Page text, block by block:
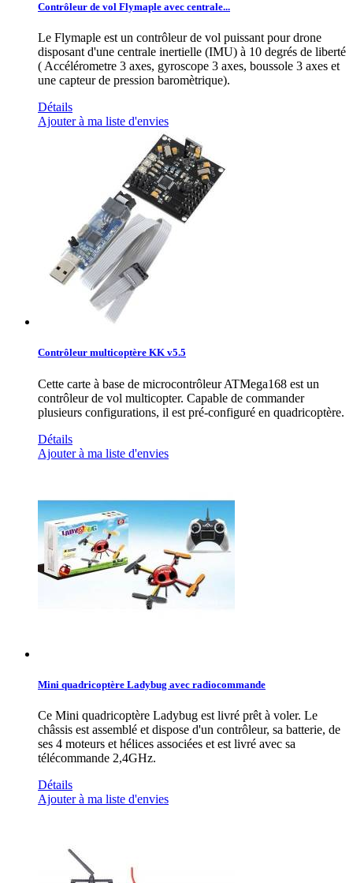
Contrôleur de vol Flymaple avec centrale...
Le Flymaple est un contrôleur de vol puissant pour drone
disposant d'une centrale inertielle (IMU) à 10 degrés de liberté
( Accélérometre 3 axes, gyroscope 3 axes, boussole 3 axes et
une capteur de pression baromètrique).
Détails
Ajouter à ma liste d'envies
Contrôleur multicoptère KK v5.5
Cette carte à base de microcontrôleur ATMega168 est un
contrôleur de vol multicopter. Capable de commander
plusieurs configurations, il est pré-configuré en quadricoptère.
Détails
Ajouter à ma liste d'envies
Mini quadricoptère Ladybug avec radiocommande
Ce Mini quadricoptère Ladybug est livré prêt à voler. Le
châssis est assemblé et dispose d'un contrôleur, sa batterie, de
ses 4 moteurs et hélices associées et est livré avec sa
télécommande 2,4GHz.
Détails
Ajouter à ma liste d'envies